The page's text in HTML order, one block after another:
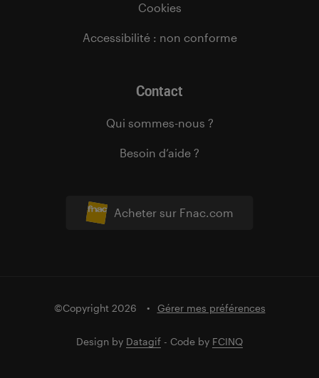
Acheter sur Fnac.com
Cookies
Accessibilité : non conforme
Contact
Qui sommes-nous ?
Besoin d’aide ?
©Copyright 2026 Gérer mes préférences
Design by Datagif - Code by FCINQ